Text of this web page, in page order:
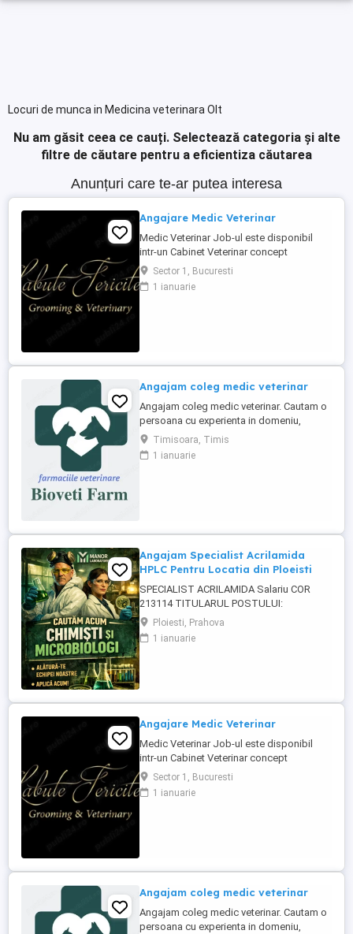
Locuri de munca in Medicina veterinara Olt
Nu am găsit ceea ce cauți. Selectează categoria și alte
filtre de căutare pentru a eficientiza căutarea
Anunțuri care te-ar putea interesa
Angajare Medic Veterinar
Medic Veterinar Job-ul este disponibil
intr-un Cabinet Veterinar concept
Boutique, situat in zona de Nord a
Bucurestiului, avand clientii proprii. Daca
esti un medic veterinar pasionat de ceea
Sector 1, Bucuresti
1 ianuarie
Angajam coleg medic veterinar
Angajam coleg medic veterinar. Cautam o
persoana cu experienta in domeniu,
serioasa, dinamica, pasionata de
domeniu, cu spirit de echipa. Orientare
către client Bune abilități de comunicare
Timisoara, Timis
1 ianuarie
Angajam Specialist Acrilamida
HPLC Pentru Locatia din Ploeisti
SPECIALIST ACRILAMIDA Salariu COR
213114 TITULARUL POSTULUI:
_______________________________________
COMPARTIMENTUL: Laboratorul MANOR
LABORATORY CENTER SRL, punct de
postliceale absolvite ...
Ploiesti, Prahova
1 ianuarie
Angajare Medic Veterinar
Medic Veterinar Job-ul este disponibil
intr-un Cabinet Veterinar concept
Boutique, situat in zona de Nord a
Bucurestiului, avand clientii proprii. Daca
esti un medic veterinar pasionat de ceea
Sector 1, Bucuresti
1 ianuarie
Angajam coleg medic veterinar
Angajam coleg medic veterinar. Cautam o
persoana cu experienta in domeniu,